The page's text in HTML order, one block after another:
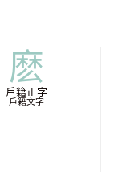
麽
戶籍正字
戶籍文字